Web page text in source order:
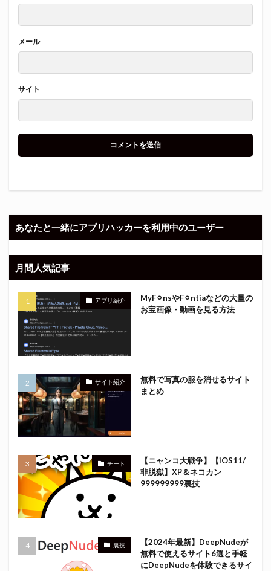
メール
サイト
あなたと一緒にアプリハッカーを利用中のユーザー
月間人気記事
アプリ紹介
MyF⚪︎nsやF⚪︎ntiaなどの大量の
お宝画像・動画を見る方法
サイト紹介
無料で写真の服を消せるサイト
まとめ
チート
【ニャンコ大戦争】【iOS11/
非脱獄】XP＆ネコカン
999999999裏技
裏技
【2024年最新】DeepNudeが
無料で使えるサイト6選と手軽
にDeepNudeを体験できるサイ